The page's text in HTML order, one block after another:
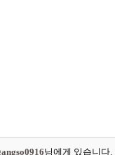
님에게 있습니다.